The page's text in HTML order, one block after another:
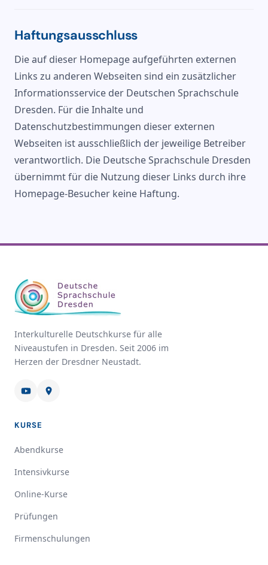
Haftungsausschluss
Die auf dieser Homepage aufgeführten externen
Links zu anderen Webseiten sind ein zusätzlicher
Informationsservice der Deutschen Sprachschule
Dresden. Für die Inhalte und
Datenschutzbestimmungen dieser externen
Webseiten ist ausschließlich der jeweilige Betreiber
verantwortlich. Die Deutsche Sprachschule Dresden
übernimmt für die Nutzung dieser Links durch ihre
Homepage-Besucher keine Haftung.
Interkulturelle Deutschkurse für alle
Niveaustufen in Dresden. Seit 2006 im
Herzen der Dresdner Neustadt.
KURSE
Abendkurse
Intensivkurse
Online-Kurse
Prüfungen
Firmenschulungen